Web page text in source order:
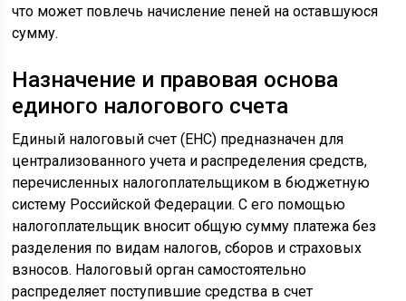
что может повлечь начисление пеней на оставшуюся
сумму.
Назначение и правовая основа
единого налогового счета
Единый налоговый счет (ЕНС) предназначен для
централизованного учета и распределения средств,
перечисленных налогоплательщиком в бюджетную
систему Российской Федерации. С его помощью
налогоплательщик вносит общую сумму платежа без
разделения по видам налогов, сборов и страховых
взносов. Налоговый орган самостоятельно
распределяет поступившие средства в счет